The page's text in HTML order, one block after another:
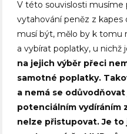
V této souvislosti
vytahování peněz z
musí být, mělo by k tomu
a vybírat poplatky, u nichž
na jejich výběr přeci
samotné poplatky.
a nemá se
potenciálním vydíráním
nelze přistupovat. Je to